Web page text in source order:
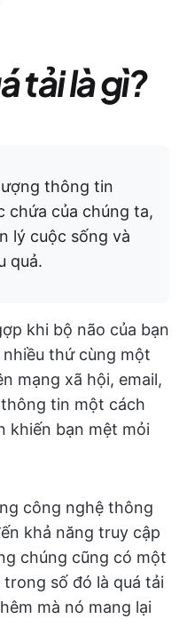
tải là gì?
thông tin
chứa của chúng ta,
lý cuộc sống và
quả.
khi bộ não của bạn
thứ cùng một
mạng xã hội, email,
tin một cách
khiến bạn mệt mỏi
công nghệ thông
khả năng truy cập
chúng cũng có một
số đó là quá tải
mà nó mang lại